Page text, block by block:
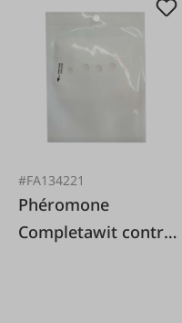
#FA134221
Phéromone
Completawit contre